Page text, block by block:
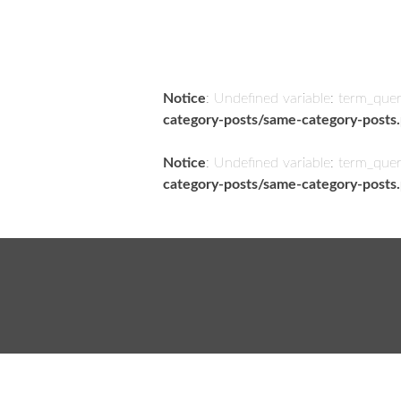
Notice: Undefined variable:
category-posts/same-category-
Notice: Undefined variable:
category-posts/same-category-